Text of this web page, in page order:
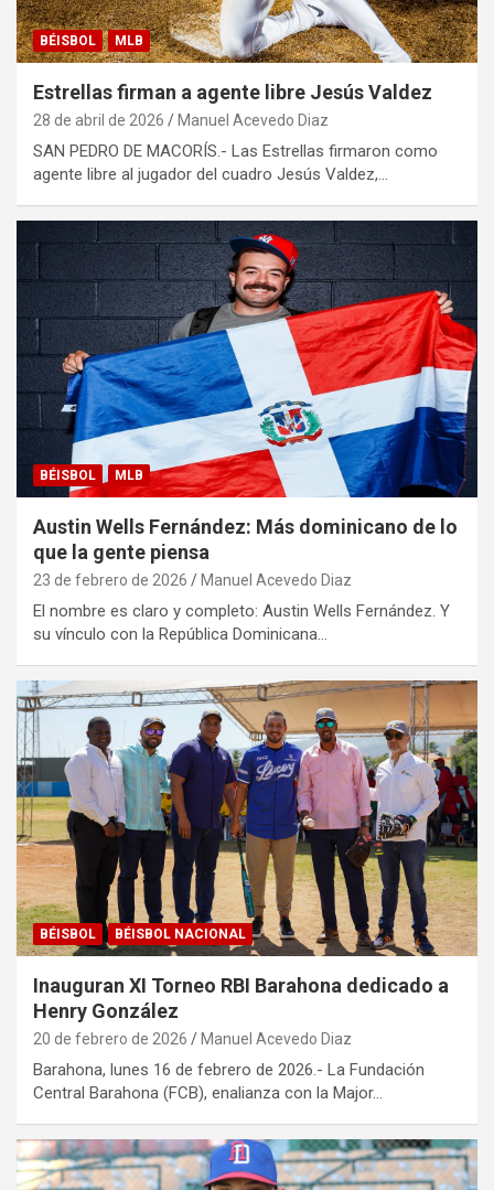
BÉISBOL MLB
Estrellas firman a agente libre Jesús Valdez
28 de abril de 2026 Manuel Acevedo Diaz
SAN PEDRO DE MACORÍS.- Las Estrellas firmaron como
agente libre al jugador del cuadro Jesús Valdez,…
BÉISBOL MLB
Austin Wells Fernández: Más dominicano de lo
que la gente piensa
23 de febrero de 2026 Manuel Acevedo Diaz
El nombre es claro y completo: Austin Wells Fernández. Y
su vínculo con la República Dominicana…
BÉISBOL BÉISBOL NACIONAL
Inauguran XI Torneo RBI Barahona dedicado a
Henry González
20 de febrero de 2026 Manuel Acevedo Diaz
Barahona, lunes 16 de febrero de 2026.- La Fundación
Central Barahona (FCB), enalianza con la Major…